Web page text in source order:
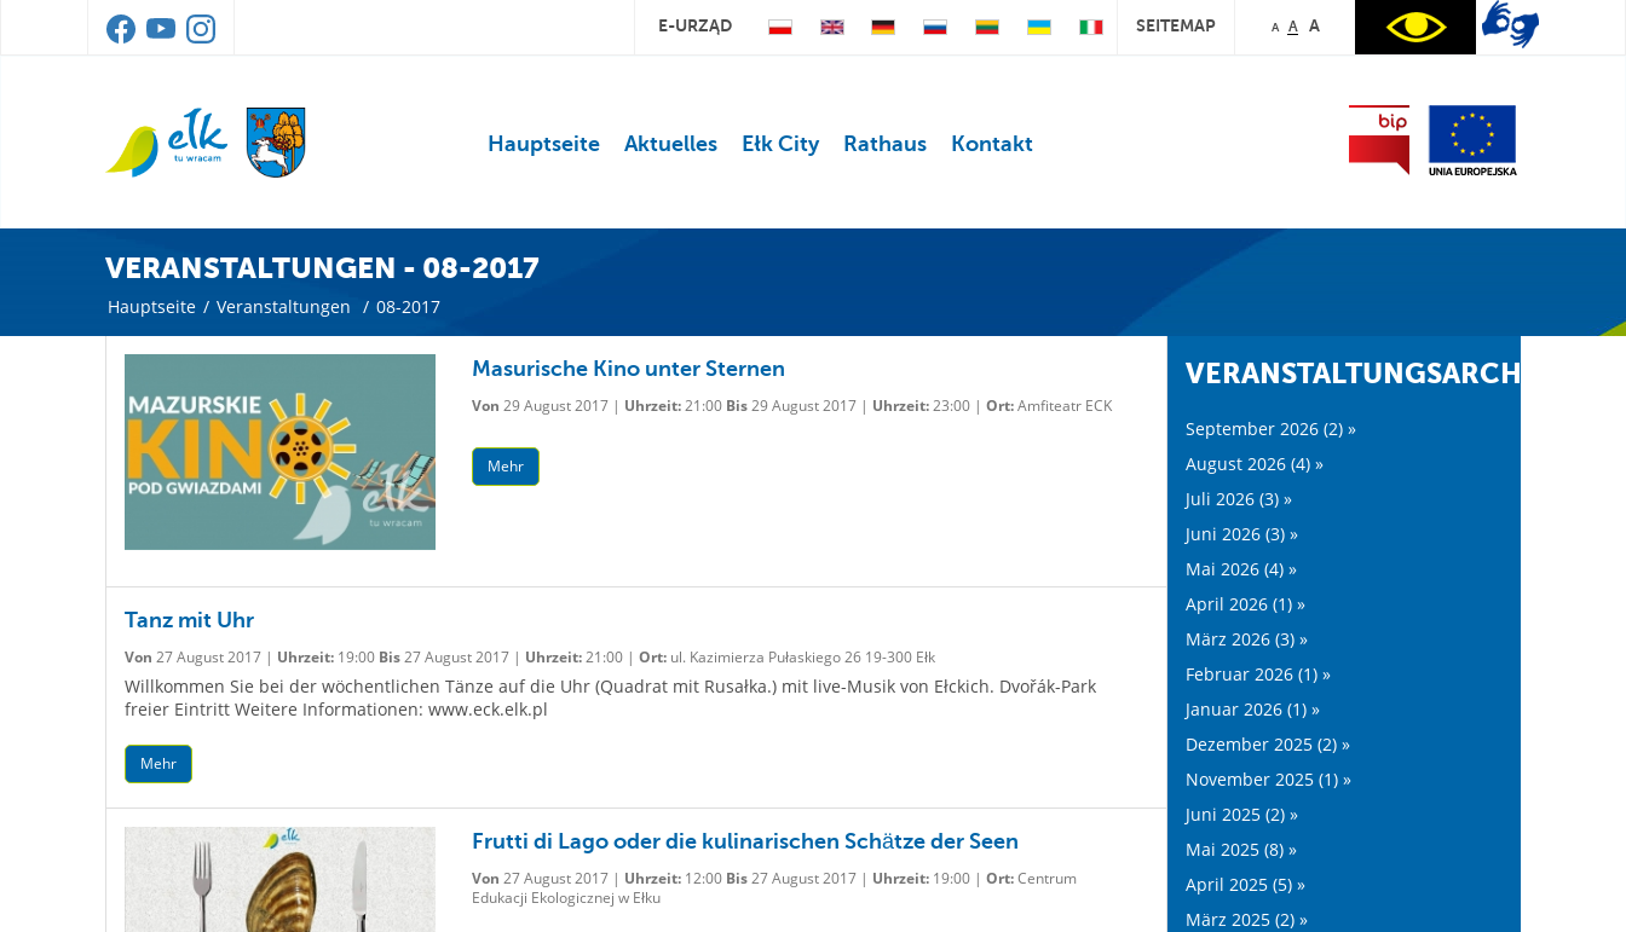
E-URZĄD SEITEMAP A A A
Hauptseite Aktuelles Ełk City Rathaus Kontakt
VERANSTALTUNGEN - 08-2017
Hauptseite / Veranstaltungen / 08-2017
Masurische Kino unter Sternen
Von 29 August 2017 | Uhrzeit:21:00 Bis29 August 2017 | Uhrzeit:23:00 | Ort:Amfiteatr ECK
Mehr
Tanz mit Uhr
Von 27 August 2017 | Uhrzeit: 19:00 Bis27 August 2017 | Uhrzeit:21:00 | Ort: ul. Kazimierza Pułaskiego 26 19-300 Ełk
Willkommen Sie bei der wöchentlichen Tänze auf die Uhr (Quadrat mit Rusałka.) mit live-Musik von Ełckich. Dvořák-Park
freier Eintritt Weitere Informationen: www.eck.elk.pl
Mehr
Frutti di Lago oder die kulinarischen Schätze der Seen
Von 27 August 2017 | Uhrzeit:12:00 Bis27 August 2017 | Uhrzeit:19:00 | Ort:Centrum
Edukacji Ekologicznej w Ełku
VERANSTALTUNGSARCHIV:
September 2026 (2) »
August 2026 (4) »
Juli 2026 (3) »
Juni 2026 (3) »
Mai 2026 (4) »
April 2026 (1) »
März 2026 (3) »
Februar 2026 (1) »
Januar 2026 (1) »
Dezember 2025 (2) »
November 2025 (1) »
Juni 2025 (2) »
Mai 2025 (8) »
April 2025 (5) »
März 2025 (2) »